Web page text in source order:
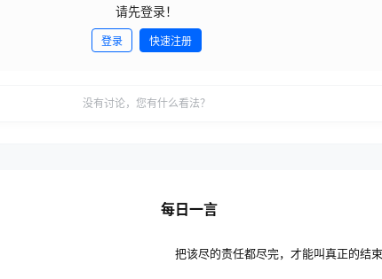
请先登录！
登录 快速注册
没有讨论，您有什么看法？
每日一言
把该尽的责任都尽完，才能叫真正的结束